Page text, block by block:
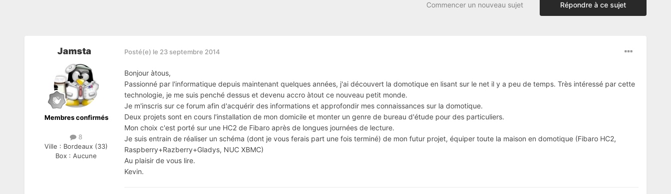
Répondre à ce sujet
Commencer un nouveau sujet
Jamsta
Membres confirmés
8
Ville : Bordeaux (33)
Box :Aucune
Posté(e) le 23 septembre 2014
Bonjour àtous,
Passionné par l'informatique depuis maintenant quelques années, j'ai découvert la domotique en lisant sur le net il y a peu de temps. Très intéressé par cette
technologie, je me suis penché dessus et devenu accro àtout ce nouveau petit monde.
Je m'inscris sur ce forum afin d'acquérir des informations et approfondir mes connaissances sur la domotique.
Deux projets sont en cours l'installation de mon domicile et monter un genre de bureau d'étude pour des particuliers.
Mon choix c'est porté sur une HC2 de Fibaro après de longues journées de lecture.
Je suis entrain de réaliser un schéma (dont je vous ferais part une fois terminé) de mon futur projet, équiper toute la maison en domotique (Fibaro HC2,
Raspberry+Razberry+Gladys, NUC XBMC)
Au plaisir de vous lire.
Kevin.